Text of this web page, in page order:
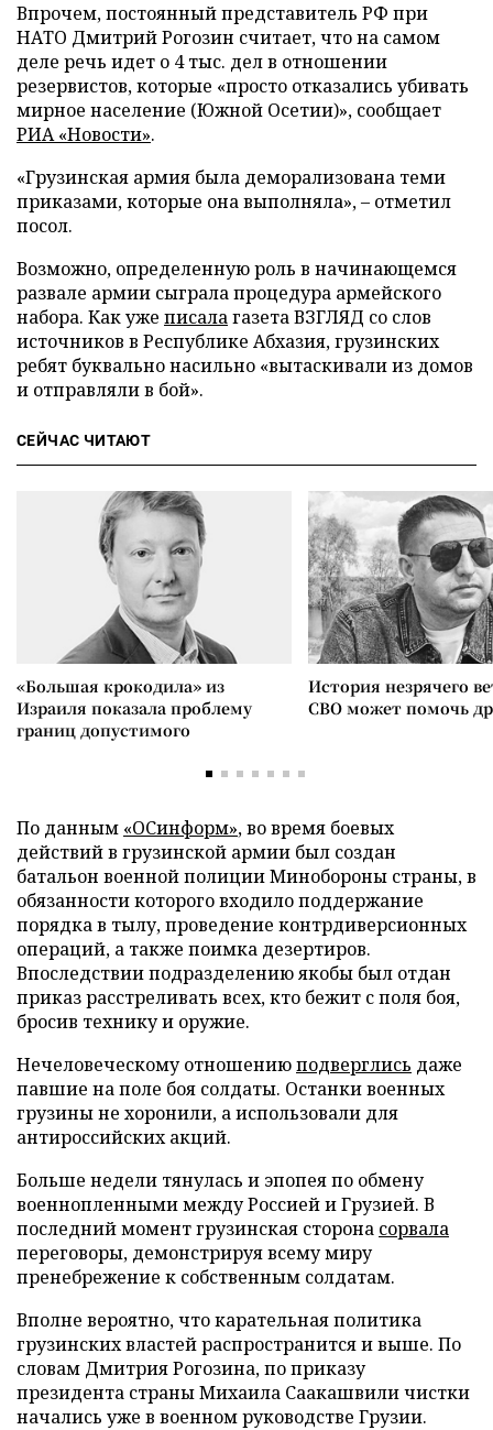
Впрочем, постоянный представитель РФ при
НАТО Дмитрий Рогозин считает, что на самом
деле речь идет о 4 тыс. дел в отношении
резервистов, которые «просто отказались убивать
мирное население (Южной Осетии)», сообщает
РИА «Новости».
«Грузинская армия была деморализована теми
приказами, которые она выполняла», – отметил
посол.
Возможно, определенную роль в начинающемся
развале армии сыграла процедура армейского
набора. Как уже писалагазета ВЗГЛЯД со слов
источников в Республике Абхазия, грузинских
ребят буквально насильно «вытаскивали из домов
и отправляли в бой».
СЕЙЧАС ЧИТАЮТ
«Большая крокодила» из
Израиля показала проблему
границ допустимого
История незрячего
СВО может помочь
По данным «ОСинформ», во время боевых
действий в грузинской армии был создан
батальон военной полиции Минобороны страны, в
обязанности которого входило поддержание
порядка в тылу, проведение контрдиверсионных
операций, а также поимка дезертиров.
Впоследствии подразделению якобы был отдан
приказ расстреливать всех, кто бежит с поля боя,
бросив технику и оружие.
Нечеловеческому отношениюподверглись даже
павшие на поле боя солдаты. Останки военных
грузины не хоронили, а использовали для
антироссийских акций.
Больше недели тянулась и эпопея по обмену
военнопленными между Россией и Грузией. В
последний момент грузинская сторона сорвала
переговоры, демонстрируя всему миру
пренебрежение к собственным солдатам.
Вполне вероятно, что карательная политика
грузинских властей распространится и выше. По
словам Дмитрия Рогозина, по приказу
президента страны Михаила Саакашвили чистки
начались уже в военном руководстве Грузии.